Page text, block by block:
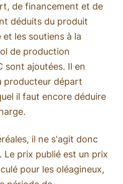
de financement et de
déduits du produit
les soutiens à la
de production
sont ajoutées. Il en
producteur départ
il faut encore déduire
il ne s'agit donc
prix publié est un prix
pour les oléagineux,